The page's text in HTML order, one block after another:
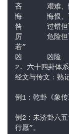
厉	危险但可警惕	乾卦九三“君子终日乾乾，夕惕
若”
2. 六十四卦体系
经文与传文：熟
例1：乾卦《象
例2：未济卦六
行愿”。